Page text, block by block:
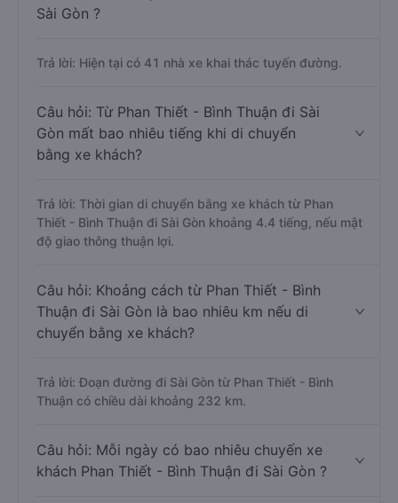
Sài Gòn ?
Trả lời: Hiện tại có 41 nhà xe khai thác tuyến đường.
Câu hỏi: Từ Phan Thiết - Bình Thuận đi Sài
Gòn mất bao nhiêu tiếng khi di chuyển
bằng xe khách?
Trả lời: Thời gian di chuyển bằng xe khách từ Phan
Thiết - Bình Thuận đi Sài Gòn khoảng 4.4 tiếng, nếu mật
độ giao thông thuận lợi.
Câu hỏi: Khoảng cách từ Phan Thiết - Bình
Thuận đi Sài Gòn là bao nhiêu km nếu di
chuyển bằng xe khách?
Trả lời: Đoạn đường đi Sài Gòn từ Phan Thiết - Bình
Thuận có chiều dài khoảng 232 km.
Câu hỏi: Mỗi ngày có bao nhiêu chuyến xe
khách Phan Thiết - Bình Thuận đi Sài Gòn ?